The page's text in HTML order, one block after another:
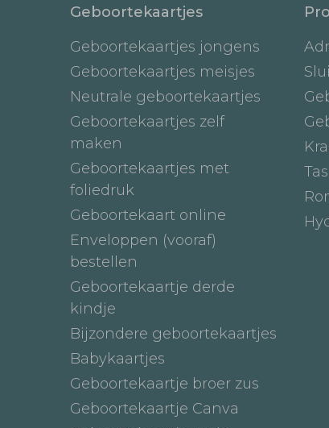
Geboortekaartjes
Geboortekaartjes jongens
Geboortekaartjes meisjes
Neutrale geboortekaartjes
Geboortekaartjes zelf
maken
Geboortekaartjes met
foliedruk
Geboortekaart online
Enveloppen (vooraf)
bestellen
Geboortekaartje derde
kindje
Bijzondere geboortekaartjes
Babykaartjes
Geboortekaartje broer zus
Geboortekaartje Canva